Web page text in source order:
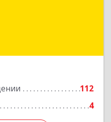
112
4